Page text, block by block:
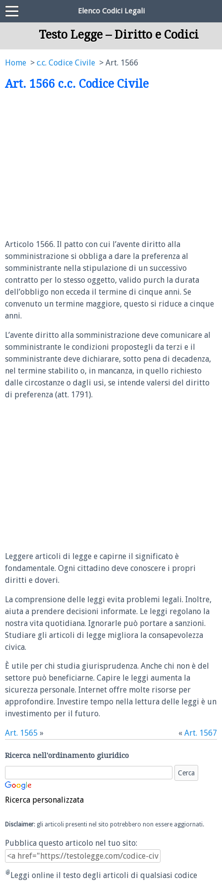
Elenco Codici Legali
Testo Legge – Diritto e Codici
Home c.c. Codice Civile Art. 1566
Art. 1566 c.c. Codice Civile
Articolo 1566. Il patto con cui l’avente diritto alla
somministrazione si obbliga a dare la preferenza al
somministrante nella stipulazione di un successivo
contratto per lo stesso oggetto, valido purch la durata
dell’obbligo non ecceda il termine di cinque anni. Se
convenuto un termine maggiore, questo si riduce a cinque
anni.
L’avente diritto alla somministrazione deve comunicare al
somministrante le condizioni propostegli da terzi e il
somministrante deve dichiarare, sotto pena di decadenza,
nel termine stabilito o, in mancanza, in quello richiesto
dalle circostanze o dagli usi, se intende valersi del diritto
di preferenza (att. 1791).
Leggere articoli di legge e capirne il significato è
fondamentale. Ogni cittadino deve conoscere i propri
diritti e doveri.
La comprensione delle leggi evita problemi legali. Inoltre,
aiuta a prendere decisioni informate. Le leggi regolano la
nostra vita quotidiana. Ignorarle può portare a sanzioni.
Studiare gli articoli di legge migliora la consapevolezza
civica.
È utile per chi studia giurisprudenza. Anche chi non è del
settore può beneficiarne. Capire le leggi aumenta la
sicurezza personale. Internet offre molte risorse per
approfondire. Investire tempo nella lettura delle leggi è un
investimento per il futuro.
Art. 1565 » « Art. 1567
Ricerca nell'ordinamento giuridico
Ricerca personalizzata
Disclaimer: gli articoli presenti nel sito potrebbero non essere aggiornati.
Pubblica questo articolo nel tuo sito:
Leggi online il testo degli articoli di qualsiasi codice